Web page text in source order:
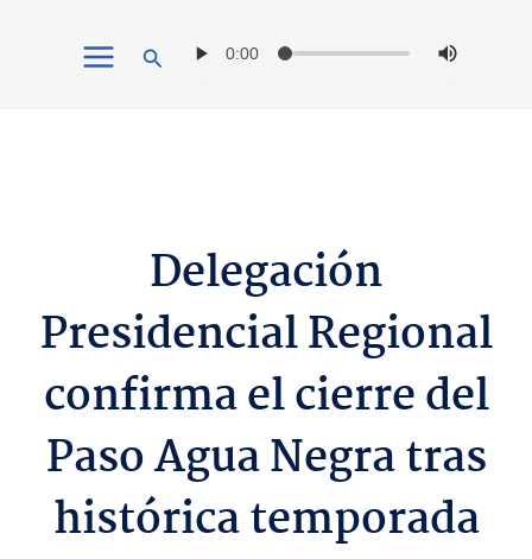
Buscar
Delegación
Presidencial Regional
confirma el cierre del
Paso Agua Negra tras
histórica temporada